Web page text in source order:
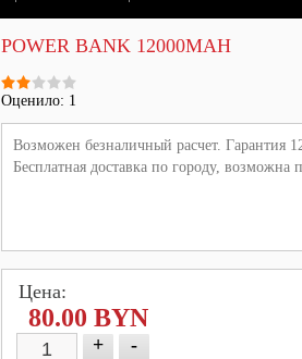
POWER BANK 12000MAH
Оценило: 1
Возможен безналичный расчет. Гарантия
Бесплатная доставка по городу, возможна
Цена:
80.00 BYN
+ -